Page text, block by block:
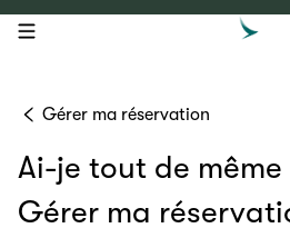
open navigation menu
Gérer ma réservation
Ai-je tout de même
Gérer ma